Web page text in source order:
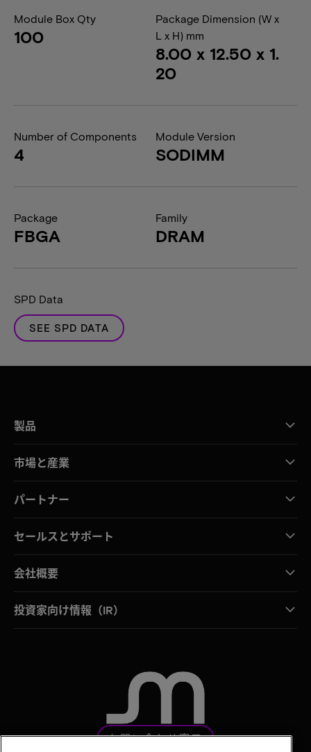
Module Box Qty
100
Package Dimension (W x
L x H) mm
8.00 x 12.50 x 1.
20
Number of Components
4
Module Version
SODIMM
Package
FBGA
Family
DRAM
SPD Data
SEE SPD DATA
製品
市場と産業
パートナー
セールスとサポート
会社概要
投資家向け情報（IR）
お問い合わせ窓口